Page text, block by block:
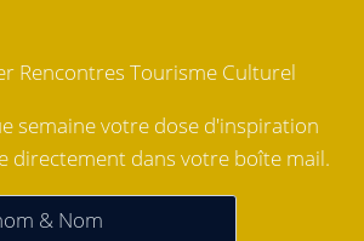
Rencontres Tourisme Culturel
semaine votre dose d'inspiration
directement dans votre boîte mail.